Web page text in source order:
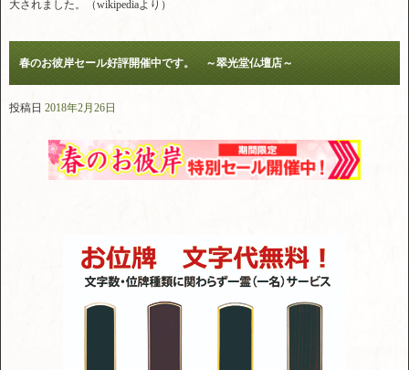
大されました。（wikipediaより）
春のお彼岸セール好評開催中です。 ～翠光堂仏壇店～
投稿日 2018年2月26日